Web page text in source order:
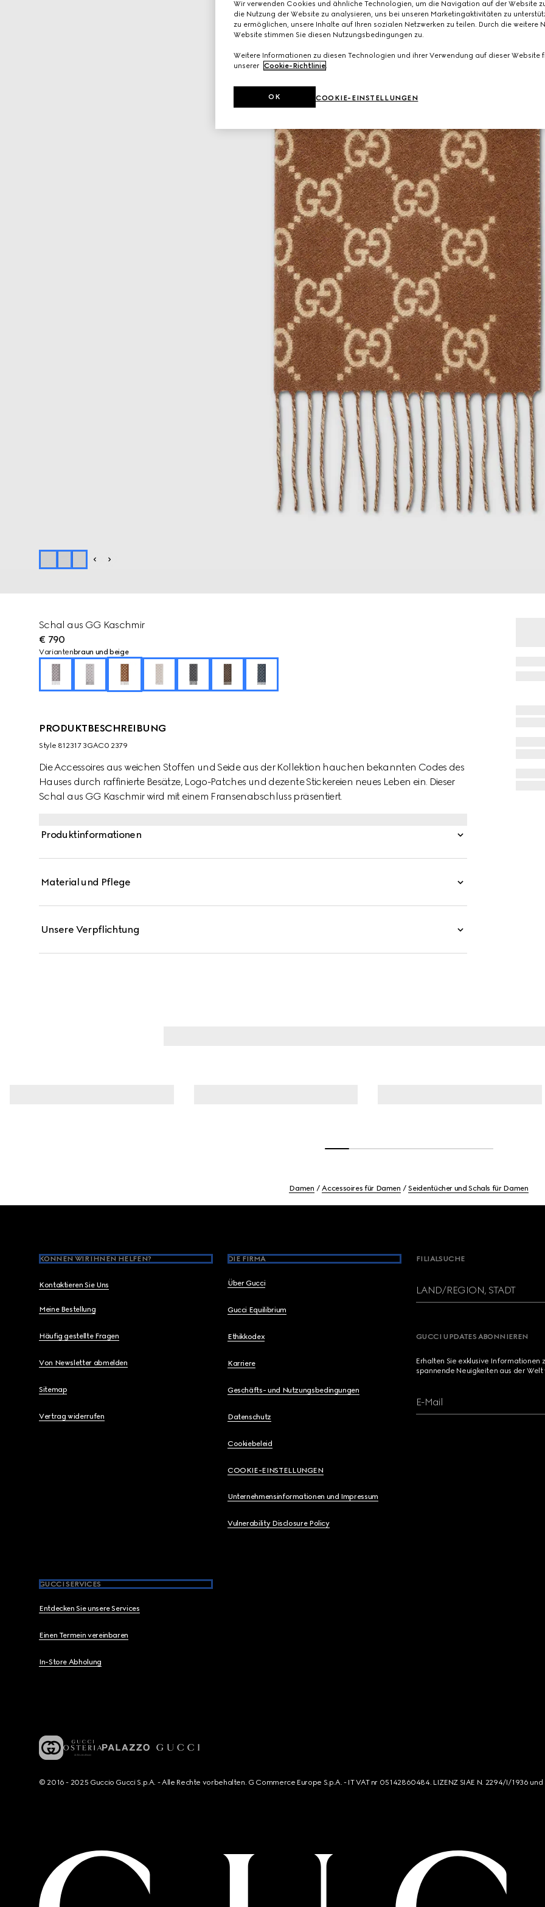
Schal aus GG Kaschmir
€ 790
Varianten braun und beige
PRODUKTBESCHREIBUNG
Style ‎812317 3GAC0 2379
Die Accessoires aus weichen Stoffen und Seide aus der Kollektion hauchen bekannten Codes des
Hauses durch raffinierte Besätze, Logo-Patches und dezente Stickereien neues Leben ein. Dieser
Schal aus GG Kaschmir wird mit einem Fransenabschluss präsentiert.
Produktinformationen
Material und Pflege
Unsere Verpflichtung
Damen Accessoires für Damen Seidentücher und Schals für Damen
KÖNNEN WIR IHNEN HELFEN?
Kontaktieren Sie Uns
Meine Bestellung
Häufig gestellte Fragen
Von Newsletter abmelden
Sitemap
Vertrag widerrufen
DIE FIRMA
Über Gucci
Gucci Equilibrium
Ethikkodex
Karriere
Geschäfts- und Nutzungsbedingungen
Datenschutz
Cookiebeleid
COOKIE-EINSTELLUNGEN
Unternehmensinformationen und Impressum
Vulnerability Disclosure Policy
GUCCI SERVICES
Entdecken Sie unsere Services
Einen Termein vereinbaren
In-Store Abholung
FILIALSUCHE
LAND/REGION, STADT
GUCCI UPDATES ABONNIEREN
Erhalten Sie exklusive
spannende Neuigkeiten aus der Welt
E-Mail
© 2016 - 2025 Guccio Gucci S.p.A. - Alle Rechte vorbehalten. G Commerce Europe S.p.A. - IT VAT nr 05142860484. LIZENZ SIAE N. 2294/I/1936
Wir verwenden Cookies und ähnliche Technologien, um die Navigation auf der Website
die Nutzung der Website zu analysieren, uns bei unseren Marketingaktivitäten zu
zu ermöglichen, unsere Inhalte auf Ihren sozialen Netzwerken zu teilen. Durch die weitere
Website stimmen Sie diesen Nutzungsbedingungen zu.
Weitere Informationen zu diesen Technologien und ihrer Verwendung auf dieser Website
unserer Cookie-Richtlinie
COOKIE-EINSTELLUNGEN
OK